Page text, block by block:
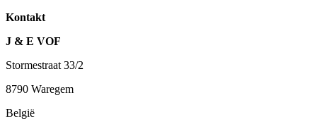
Kontakt
J & E VOF
Stormestraat 33/2
8790 Waregem
België